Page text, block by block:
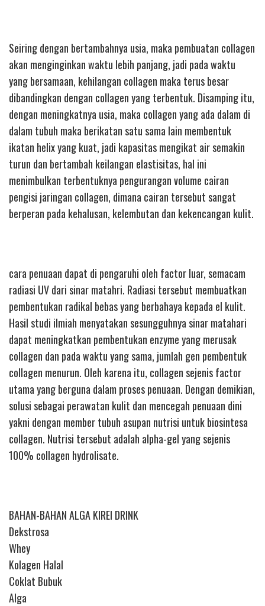
Seiring dengan bertambahnya usia, maka pembuatan collagen
akan menginginkan waktu lebih panjang, jadi pada waktu
yang bersamaan, kehilangan collagen maka terus besar
dibandingkan dengan collagen yang terbentuk. Disamping itu,
dengan meningkatnya usia, maka collagen yang ada dalam di
dalam tubuh maka berikatan satu sama lain membentuk
ikatan helix yang kuat, jadi kapasitas mengikat air semakin
turun dan bertambah keilangan elastisitas, hal ini
menimbulkan terbentuknya pengurangan volume cairan
pengisi jaringan collagen, dimana cairan tersebut sangat
berperan pada kehalusan, kelembutan dan kekencangan kulit.
cara penuaan dapat di pengaruhi oleh factor luar, semacam
radiasi UV dari sinar matahri. Radiasi tersebut membuatkan
pembentukan radikal bebas yang berbahaya kepada el kulit.
Hasil studi ilmiah menyatakan sesungguhnya sinar matahari
dapat meningkatkan pembentukan enzyme yang merusak
collagen dan pada waktu yang sama, jumlah gen pembentuk
collagen menurun. Oleh karena itu, collagen sejenis factor
utama yang berguna dalam proses penuaan. Dengan demikian,
solusi sebagai perawatan kulit dan mencegah penuaan dini
yakni dengan member tubuh asupan nutrisi untuk biosintesa
collagen. Nutrisi tersebut adalah alpha-gel yang sejenis
100% collagen hydrolisate.
BAHAN-BAHAN ALGA KIREI DRINK
Dekstrosa
Whey
Kolagen Halal
Coklat Bubuk
Alga